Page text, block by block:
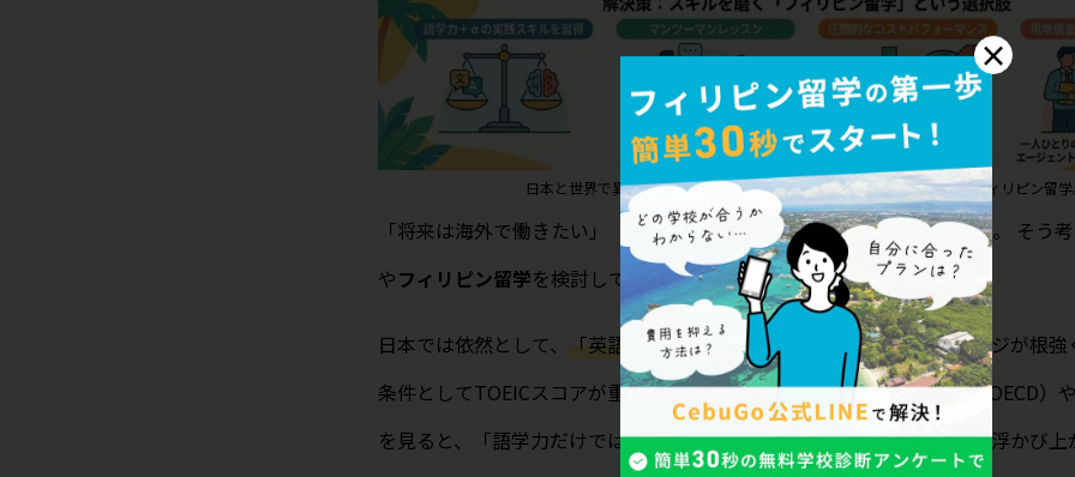
日本と世界で異なる「求められるスキル」と、そのギャップを埋めるフィリピン留
「将来は海外で働きたい」「グローバルに活躍できる人材になりたい」。 そう
やフィリピン留学を検討している方は多いのではないでしょうか。
日本では依然として、 「英語が話せる＝グローバル人材」というイメージが根
条件としてTOEICスコアが重視されています。しかし、世界的な基準（OECD）
を見ると、「語学力だけでは世界で通用しない」という衝撃的な事実が浮かび上
×